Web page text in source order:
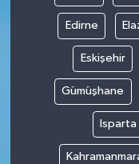
Edirne
Eskişehir
Gümüşhane
Isparta